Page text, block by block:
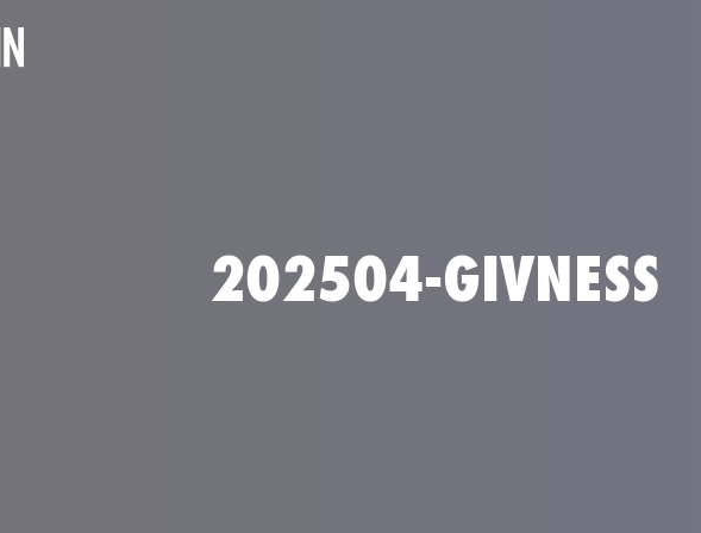
202504-GIVNESS